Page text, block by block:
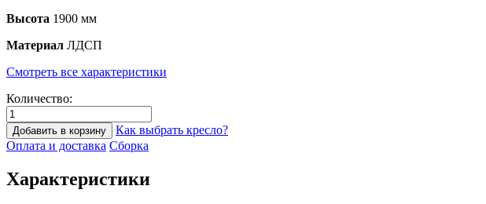
Высота 1900 мм
Материал ЛДСП
Смотреть все характеристики
Количество:
Добавить в корзину
Как выбрать кресло?
Оплата и доставка Сборка
Характеристики